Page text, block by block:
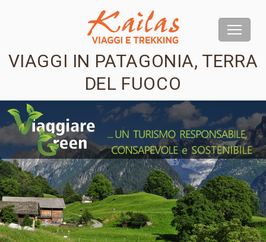
VIAGGI IN PATAGONIA, TERRA
DEL FUOCO